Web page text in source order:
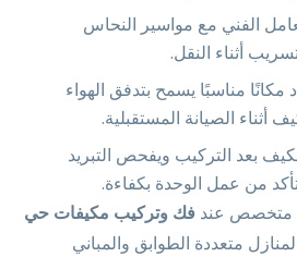
الفني مع مواسير النحاس
أثناء النقل.
مكانًا مناسبًا يسمح بتدفق الهواء
أثناء الصيانة المستقبلية.
بعد التركيب ويفحص التبريد
من عمل الوحدة بكفاءة.
متخصص عند فك وتركيب مكيفات حي
متعددة الطوابق والمباني